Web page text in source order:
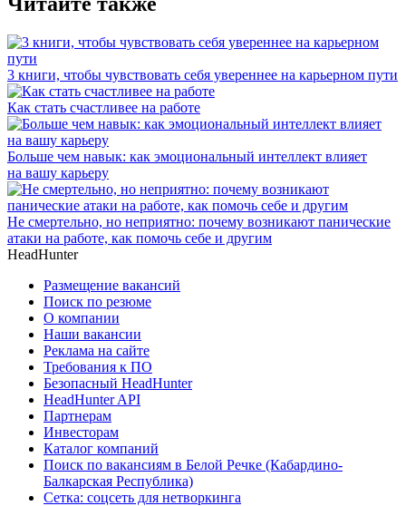
3 книги, чтобы чувствовать себя увереннее на карьерном пути
Как стать счастливее на работе
Больше чем навык: как эмоциональный интеллект влияет
на вашу карьеру
Не смертельно, но неприятно: почему возникают панические
атаки на работе, как помочь себе и другим
HeadHunter
Размещение вакансий
Поиск по резюме
О компании
Наши вакансии
Реклама на сайте
Требования к ПО
Безопасный HeadHunter
HeadHunter API
Партнерам
Инвесторам
Каталог компаний
Поиск по вакансиям в Белой Речке (Кабардино-
Балкарская Республика)
Сетка: соцсеть для нетворкинга